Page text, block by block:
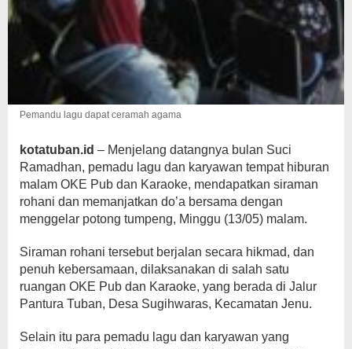
Pemandu lagu dapat ceramah agama
kotatuban.id – Menjelang datangnya bulan Suci
Ramadhan, pemadu lagu dan karyawan tempat hiburan
malam OKE Pub dan Karaoke, mendapatkan siraman
rohani dan memanjatkan do’a bersama dengan
menggelar potong tumpeng, Minggu (13/05) malam.
Siraman rohani tersebut berjalan secara hikmad, dan
penuh kebersamaan, dilaksanakan di salah satu
ruangan OKE Pub dan Karaoke, yang berada di Jalur
Pantura Tuban, Desa Sugihwaras, Kecamatan Jenu.
Selain itu para pemadu lagu dan karyawan yang